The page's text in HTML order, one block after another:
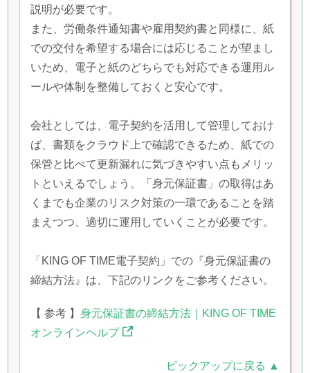
説明が必要です。
また、労働条件通知書や雇用契約書と同様に、紙
での交付を希望する場合には応じることが望まし
いため、電子と紙のどちらでも対応できる運用ル
ールや体制を整備しておくと安心です。
会社としては、電子契約を活用して管理しておけ
ば、書類をクラウド上で確認できるため、紙での
保管と比べて更新漏れに気づきやすい点もメリッ
トといえるでしょう。「身元保証書」の取得はあ
くまでも企業のリスク対策の一環であることを踏
まえつつ、適切に運用していくことが必要です。
「KING OF TIME電子契約」での『身元保証書の
締結方法』は、下記のリンクをご参考ください。
【 参考 】身元保証書の締結方法｜KING OF TIME
オンラインヘルプ
ピックアップに戻る ▲